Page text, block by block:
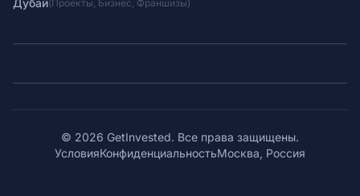
Дубай(Проекты, Бизнес, Франшизы)
© 2026 GetInvested. Все права защищены.
УсловияКонфиденциальностьМосква, Россия